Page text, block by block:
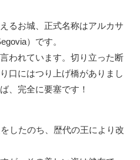
るお城、正式名称はアルカサ
）です。
われています。切り立った断
口にはつり上げ橋がありまし
、完全に要塞です！
したのち、歴代の王により改